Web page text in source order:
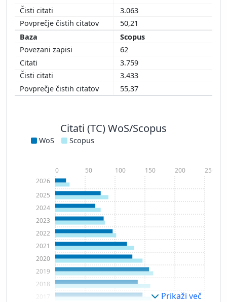
3.063
50,21
Scopus
62
3.759
3.433
55,37
Citati (TC) WoS/Scopus
WoS Scopus
2017
2018
2019
2020
2021
2022
2023
2024
2025
2026
0 50 100 150 200 250
Prikaži več